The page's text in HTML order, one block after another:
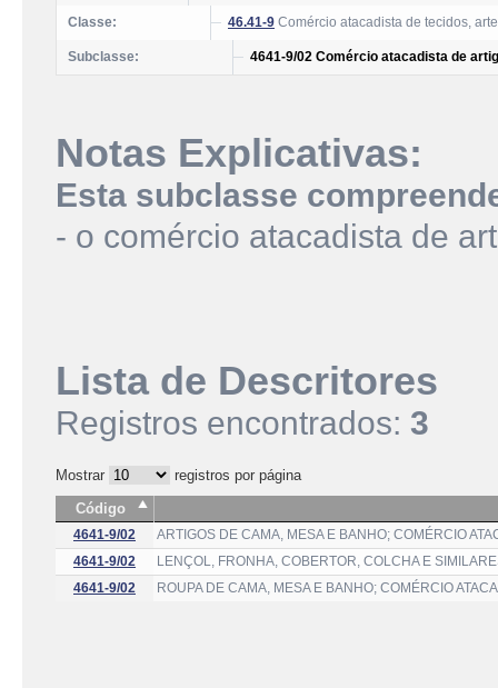
Classe: 46.41-9 Comércio atacadista de tecidos,
Subclasse: 4641-9/02 Comércio atacadista de
Notas Explicativas:
Esta subclasse
- o comércio atacadista de
Lista de Descritores
Registros encontrados: 3
Mostrar
registros por página
Código
4641-9/02
ARTIGOS DE CAMA, MESA E BANHO; COMÉRCIO
4641-9/02
LENÇOL, FRONHA, COBERTOR, COLCHA E
4641-9/02
ROUPA DE CAMA, MESA E BANHO; COMÉRCIO